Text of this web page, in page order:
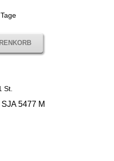
St.
SJA 5477 M